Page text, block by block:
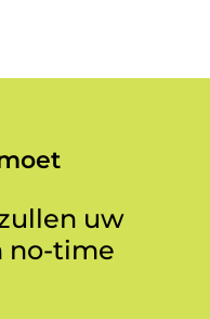
uw
no-time